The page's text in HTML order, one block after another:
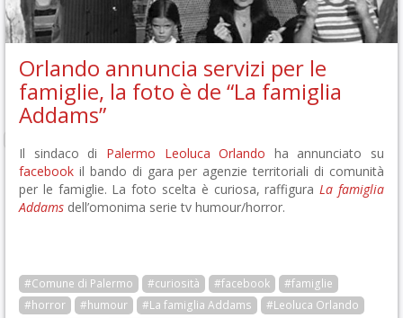
Orlando annuncia servizi per le
famiglie, la foto è de “La famiglia
Addams”
Il sindaco di Palermo Leoluca Orlando ha annunciato su
facebook il bando di gara per agenzie territoriali di comunità
per le famiglie. La foto scelta è curiosa, raffiguraLa famiglia
Addams dell’omonima serie tv humour/horror.
#Comune di Palermo #curiosità #facebook
#famiglie
#horror
#humour #La famiglia Addams
#Leoluca Orlando